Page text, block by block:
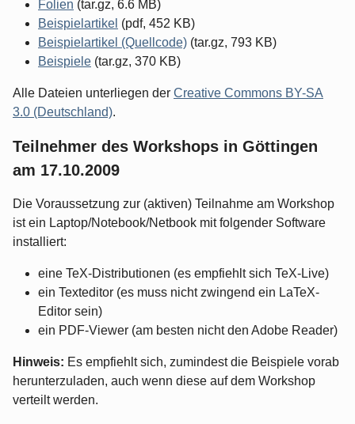
Folien (tar.gz, 6.6 MB)
Beispielartikel (pdf, 452 KB)
Beispielartikel (Quellcode) (tar.gz, 793 KB)
Beispiele (tar.gz, 370 KB)
Alle Dateien unterliegen der Creative Commons BY-SA
3.0 (Deutschland).
Teilnehmer des Workshops in Göttingen
am 17.10.2009
Die Voraussetzung zur (aktiven) Teilnahme am Workshop
ist ein Laptop/Notebook/Netbook mit folgender Software
installiert:
eine TeX-Distributionen (es empfiehlt sich TeX-Live)
ein Texteditor (es muss nicht zwingend ein LaTeX-
Editor sein)
ein PDF-Viewer (am besten nicht den Adobe Reader)
Hinweis: Es empfiehlt sich, zumindest die Beispiele vorab
herunterzuladen, auch wenn diese auf dem Workshop
verteilt werden.